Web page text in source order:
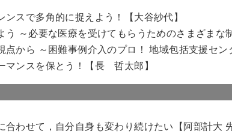
スで多角的に捉えよう！【大谷紗代】
う ～必要な医療を受けてもらうためのさまざまな
点から ～困難事例介入のプロ！ 地域包括支援セン
マンスを保とう！【長 哲太郎】
合わせて，自分自身も変わり続けたい【阿部計大